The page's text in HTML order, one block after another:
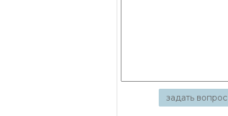
задать вопрос